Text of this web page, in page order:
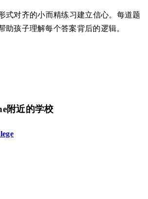
式对齐的小而精练习建立信心。每道题
助孩子理解每个答案背后的逻辑。
附近的学校